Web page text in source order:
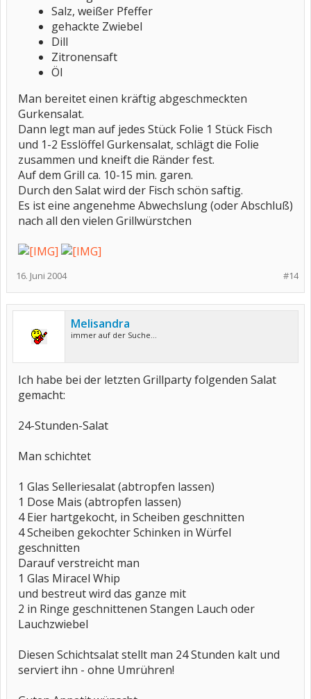
Salz, weißer Pfeffer
gehackte Zwiebel
Dill
Zitronensaft
Öl
Man bereitet einen kräftig abgeschmeckten
Gurkensalat.
Dann legt man auf jedes Stück Folie 1 Stück Fisch
und 1-2 Esslöffel Gurkensalat, schlägt die Folie
zusammen und kneift die Ränder fest.
Auf dem Grill ca. 10-15 min. garen.
Durch den Salat wird der Fisch schön saftig.
Es ist eine angenehme Abwechslung (oder Abschluß)
nach all den vielen Grillwürstchen
#14
16. Juni 2004
Melisandra
immer auf der Suche...
Ich habe bei der letzten Grillparty folgenden Salat
gemacht:
24-Stunden-Salat
Man schichtet
1 Glas Selleriesalat (abtropfen lassen)
1 Dose Mais (abtropfen lassen)
4 Eier hartgekocht, in Scheiben geschnitten
4 Scheiben gekochter Schinken in Würfel
geschnitten
Darauf verstreicht man
1 Glas Miracel Whip
und bestreut wird das ganze mit
2 in Ringe geschnittenen Stangen Lauch oder
Lauchzwiebel
Diesen Schichtsalat stellt man 24 Stunden kalt und
serviert ihn - ohne Umrühren!